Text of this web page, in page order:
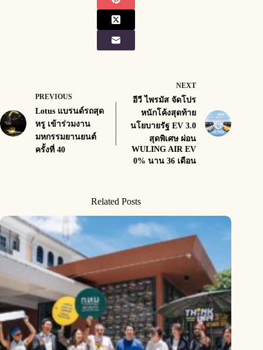
PREVIOUS
Lotus แบรนด์รถสุด
หรู เข้าร่วมงาน
มหกรรมยานยนต์
ครั้งที่ 40
NEXT
อีวี ไพรมัส จัดโปร
หนักโค้งสุดท้าย
นโยบายรัฐ EV 3.0
สุดพิเศษ ผ่อน
WULING AIR EV
0% นาน 36 เดือน
Related Posts